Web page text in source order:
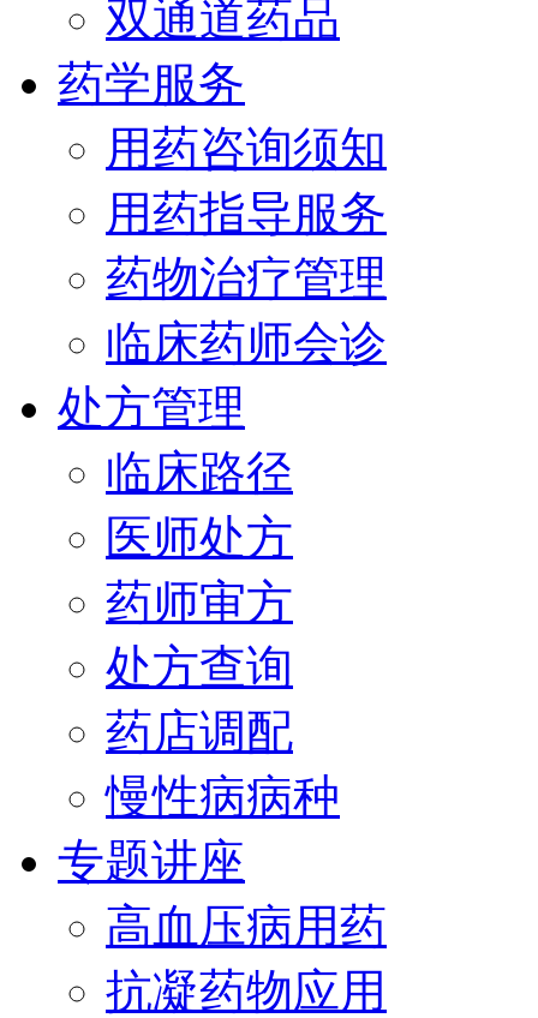
双通道药品
药学服务
用药咨询须知
用药指导服务
药物治疗管理
临床药师会诊
处方管理
临床路径
医师处方
药师审方
处方查询
药店调配
慢性病病种
专题讲座
高血压病用药
抗凝药物应用